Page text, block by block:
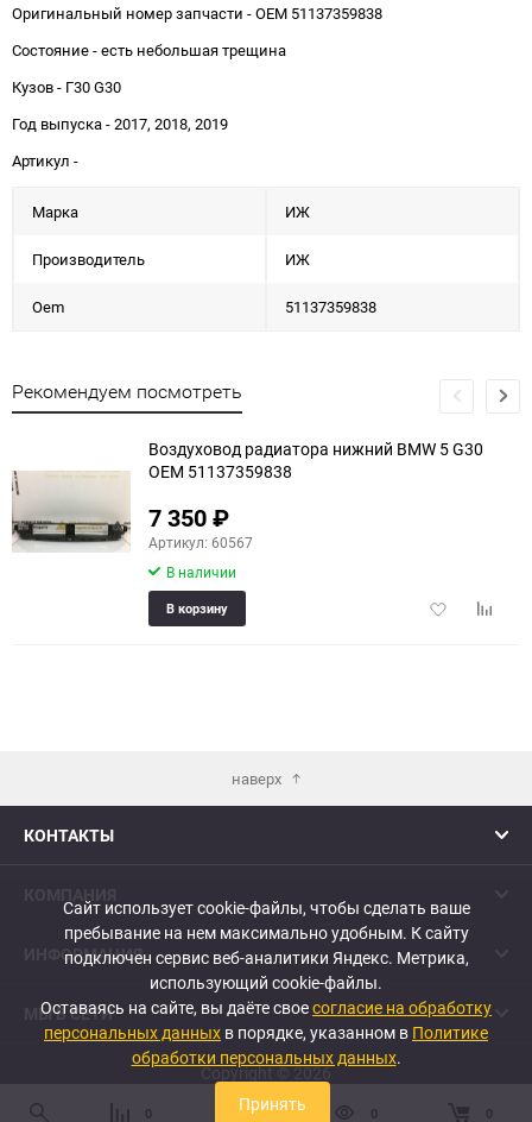
Оригинальный номер запчасти - OEM 51137359838
Состояние - есть небольшая трещина
Кузов - Г30 G30
Год выпуска - 2017, 2018, 2019
Артикул -
Марка ИЖ
Производитель ИЖ
Oem 51137359838
Рекомендуем посмотреть
еще 2 фото
Воздуховод радиатора нижний BMW 5 G30
OEM 51137359838
7 350₽
Артикул: 60567
В наличии
Добавить
В корзину
наверх
КОНТАКТЫ
ИНФОРМАЦИЯ
МЫ В СЕТИ
Copyright © 2026
0 0 0 0
Сайт использует cookie-файлы, чтобы сделать ваше
пребывание на нем максимально удобным. К cайту
подключен сервис веб-аналитики Яндекс. Метрика,
использующий cookie-файлы.
Оставаясь на сайте, вы даёте своесогласие на обработку
персональных данных в порядке, указанном в Политике
обработки персональных данных.
Принять